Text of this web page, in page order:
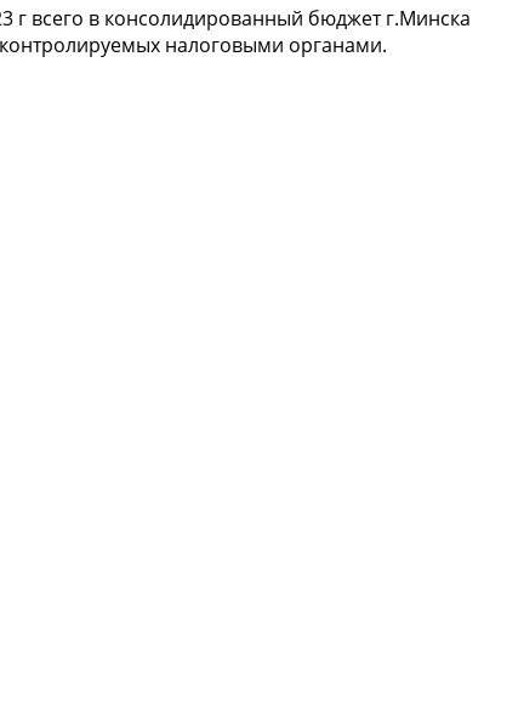
г всего в консолидированный бюджет г.Минска
налоговыми органами.